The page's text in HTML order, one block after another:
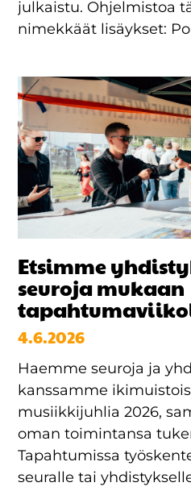
julkaistu. Ohjelmistoa
nimekkäät lisäykset:
Etsimme
seuroja mukaan
4.6.2026
Haemme seuroja ja
kanssamme
musiikkijuhlia 2026,
oman toimintansa
Tapahtumissa
seuralle tai